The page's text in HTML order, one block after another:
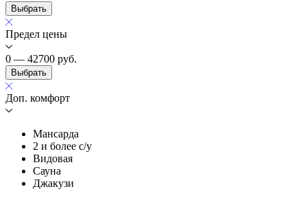
Выбрать
Предел цены
0 — 42700 руб.
Выбрать
Доп. комфорт
Мансарда
2 и более с/у
Видовая
Сауна
Джакузи